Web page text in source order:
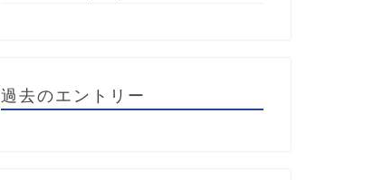
過去のエントリー